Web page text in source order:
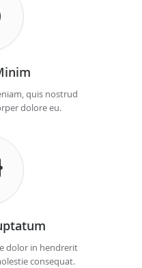
quis nostrud
dolore eu.
dolor in hendrerit
consequat.